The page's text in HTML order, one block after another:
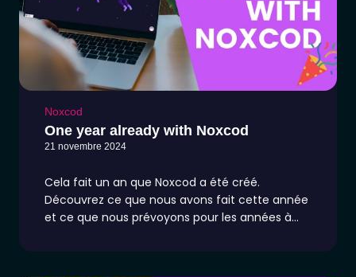
Noxcod
One year already with Noxcod
21 novembre 2024
Cela fait un an que Noxcod a été créé.
Découvrez ce que nous avons fait cette année
et ce que nous prévoyons pour les années à